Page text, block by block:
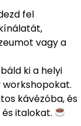
fel
vagy a
ki a helyi
kávézóba, és
italokat.